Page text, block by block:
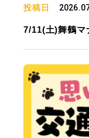
投稿日
7/11(土)舞鶴マ